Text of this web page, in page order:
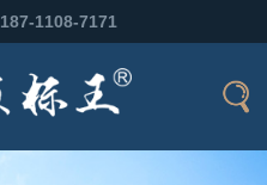
187-1108-7171